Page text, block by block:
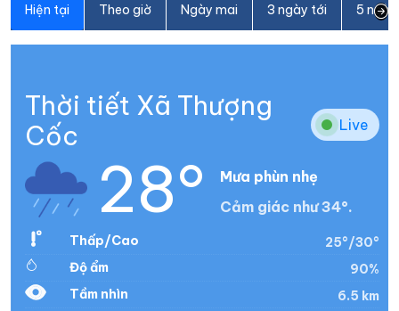
Hiện tại Theo giờ Ngày mai 3 ngày tới 5
Thời tiết Xã Thượng
Cốc
Live
28°
Mưa phùn nhẹ
Cảm giác như 34°.
Thấp/Cao
25°/30°
Độ ẩm
90%
Tầm nhìn
6.5 km